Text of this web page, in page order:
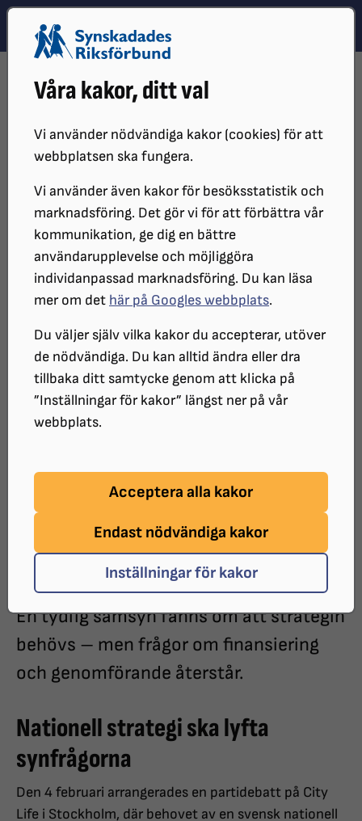
Våra kakor, ditt val
Vi använder nödvändiga kakor (cookies) för att
webbplatsen ska fungera.
Vi använder även kakor för besöksstatistik och
marknadsföring. Det gör vi för att förbättra vår
kommunikation, ge dig en bättre
användarupplevelse och möjliggöra
individanpassad marknadsföring. Du kan läsa
mer om det här på Googles webbplats.
Du väljer själv vilka kakor du accepterar, utöver
de nödvändiga. Du kan alltid ändra eller dra
tillbaka ditt samtycke genom att klicka på
”Inställningar för kakor” längst ner på vår
webbplats.
Acceptera alla kakor
Endast nödvändiga kakor
Inställningar för kakor
Hoppa till innehåll
Hoppa till hitta snabbt
PARTIDEBATT OM BEHOVET AV EN NATIONELL STRATEGI FÖR
Debattens panel bestod av Tomas Ragnarsson (M),
Carl-Johan Schiller (KD), Agneta Nilsson (S) och
Anders W Johnsson (C).
Debatt i riksdagen: brett stöd
för nationell strategi för
ögonhälsa
I början av februari samlades fyra
riksdagspartier till debatt om behovet
av en nationell strategi för ögonhälsa.
En tydlig samsyn fanns om att strategin
behövs – men frågor om finansiering
och genomförande återstår.
Nationell strategi ska lyfta
synfrågorna
Den 4 februari arrangerades en partidebatt på City
Life i Stockholm, där behovet av en svensk nationell